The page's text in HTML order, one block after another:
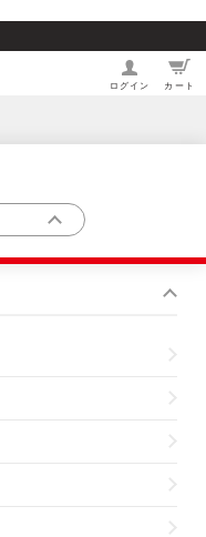
ログイン カート